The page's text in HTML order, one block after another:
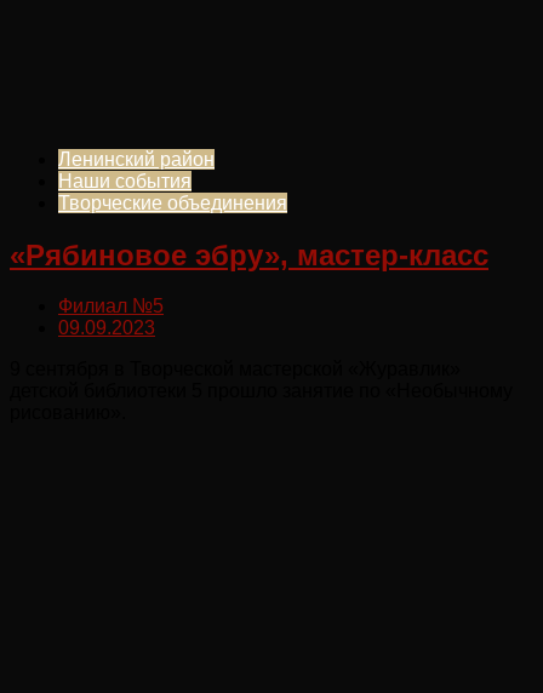
Ленинский район
Наши события
Творческие объединения
«Рябиновое эбру», мастер-класс
Филиал №5
09.09.2023